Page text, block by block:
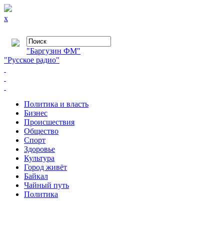
x
"Баргузин ФМ"
"Русское радио"
Политика и власть
Бизнес
Происшествия
Общество
Cпорт
Здоровье
Культура
Город живёт
Байкал
Чайный путь
Политика